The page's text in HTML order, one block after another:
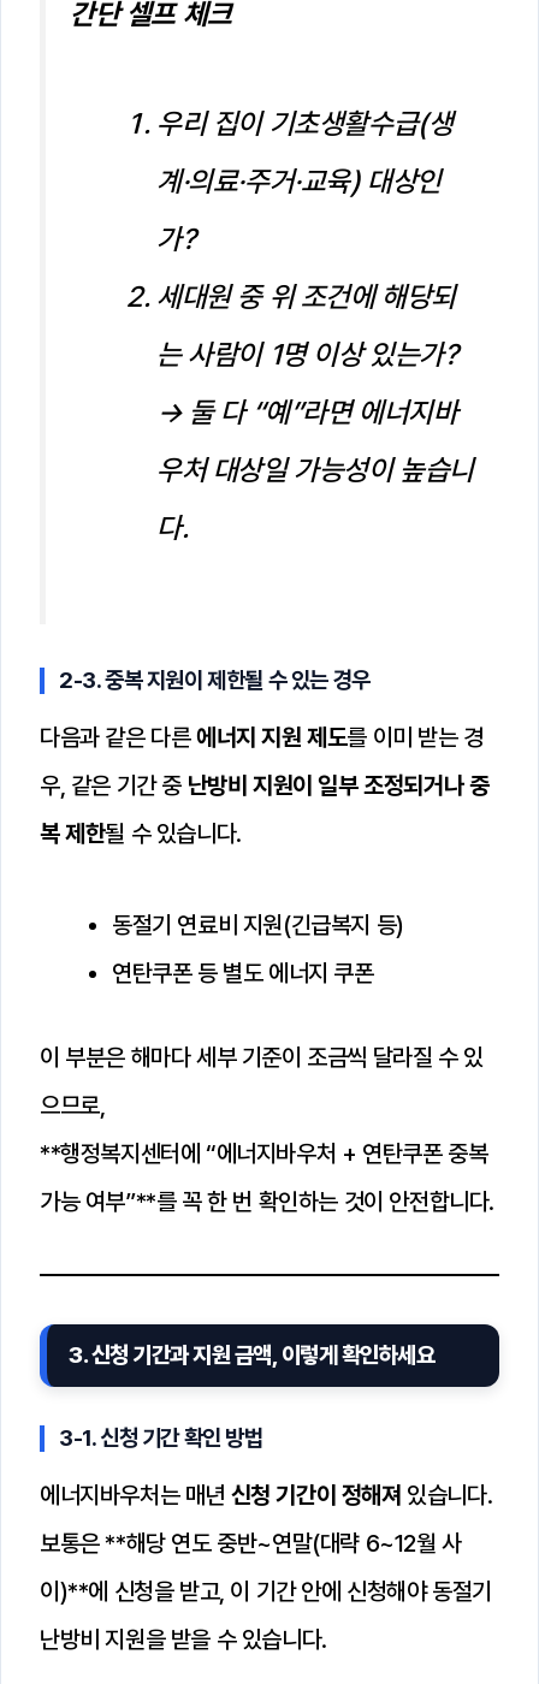
간단 셀프 체크
우리 집이 기초생활수급(생
계·의료·주거·교육) 대상인
가?
세대원 중 위 조건에 해당되
는 사람이 1명 이상 있는가?
→ 둘 다 “예”라면 에너지바
우처 대상일 가능성이 높습니
다.
2-3. 중복 지원이 제한될 수 있는 경우
다음과 같은 다른에너지 지원 제도를 이미 받는 경
우, 같은 기간 중 난방비 지원이 일부 조정되거나 중
복 제한될 수 있습니다.
동절기 연료비 지원(긴급복지 등)
연탄쿠폰 등 별도 에너지 쿠폰
이 부분은 해마다 세부 기준이 조금씩 달라질 수 있
으므로,
**행정복지센터에 “에너지바우처 + 연탄쿠폰 중복
가능 여부”**를 꼭 한 번 확인하는 것이 안전합니다.
3. 신청 기간과 지원 금액, 이렇게 확인하세요
3-1. 신청 기간 확인 방법
에너지바우처는 매년 신청 기간이 정해져 있습니다.
보통은 **해당 연도 중반~연말(대략 6~12월 사
이)**에 신청을 받고, 이 기간 안에 신청해야 동절기
난방비 지원을 받을 수 있습니다.